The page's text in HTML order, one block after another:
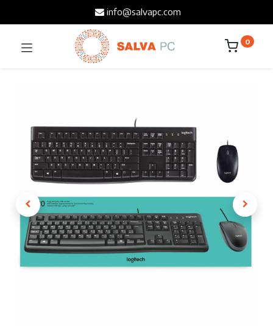
info@salvapc.com
0